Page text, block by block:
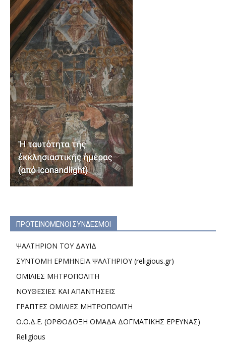
ΠΡΟΤΕΙΝΟΜΕΝΟΙ ΣΥΝΔΕΣΜΟΙ
ΨΑΛΤΗΡΙΟΝ ΤΟΥ ΔΑΥΙΔ
ΣΥΝΤΟΜΗ ΕΡΜΗΝΕΙΑ ΨΑΛΤΗΡΙΟΥ (religious.gr)
ΟΜΙΛΙΕΣ ΜΗΤΡΟΠΟΛΙΤΗ
ΝΟΥΘΕΣΙΕΣ ΚΑΙ ΑΠΑΝΤΗΣΕΙΣ
ΓΡΑΠΤΕΣ ΟΜΙΛΙΕΣ ΜΗΤΡΟΠΟΛΙΤΗ
Ο.Ο.Δ.Ε. (ΟΡΘΟΔΟΞΗ ΟΜΑΔΑ ΔΟΓΜΑΤΙΚΗΣ ΕΡΕΥΝΑΣ)
Religious